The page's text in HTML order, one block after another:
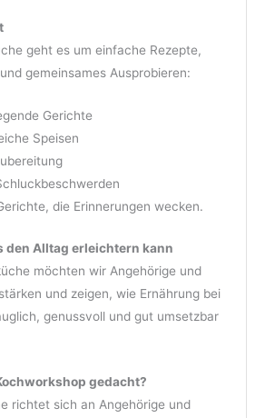
geht es um einfache Rezepte,
gemeinsames Ausprobieren:
Gerichte
Speisen
die Erinnerungen wecken.
den Alltag erleichtern kann
möchten wir Angehörige und
und zeigen, wie Ernährung bei
genussvoll und gut umsetzbar
gedacht?
richtet sich an Angehörige und